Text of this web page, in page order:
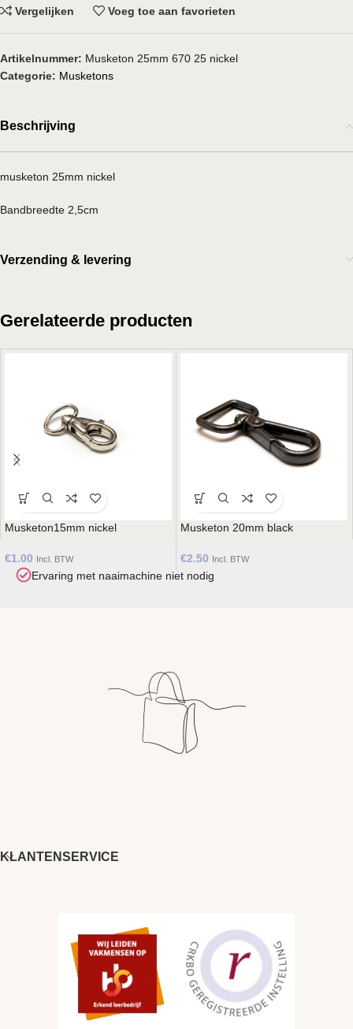
Vergelijken Voeg toe aan favorieten
Artikelnummer: Musketon 25mm 670 25 nickel
Categorie: Musketons
Beschrijving
musketon 25mm nickel
Bandbreedte 2,5cm
Verzending & levering
Gerelateerde producten
Musketon15mm nickel
€1.00 Incl. BTW
Musketon 20mm black
€2.50 Incl. BTW
Ervaring met naaimachine niet nodig
KLANTENSERVICE